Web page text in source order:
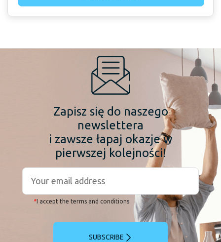
Zapisz się do naszego
newslettera
i zawsze łapaj okazje w
pierwszej kolejności!
*I accept the terms and conditions
SUBSCRIBE